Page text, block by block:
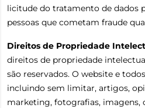
licitude do tratamento de dados
pessoas que cometam fraude
Direitos de Propriedade
direitos de propriedade
são reservados. O website e
incluindo sem limitar, artigos,
marketing, fotografias, imagens,